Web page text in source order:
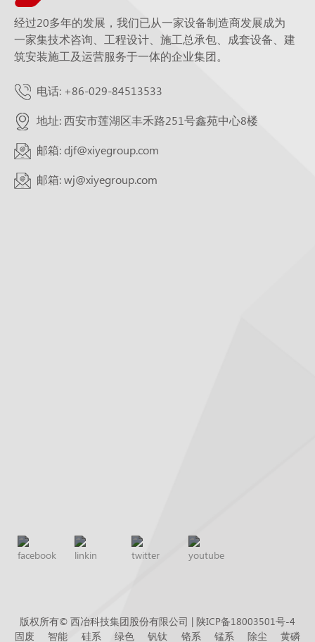
经过20多年的发展，我们已从一家设备制造商发展成为
一家集技术咨询、工程设计、施工总承包、成套设备、建
筑安装施工及运营服务于一体的企业集团。
电话: +86-029-84513533
地址: 西安市莲湖区丰禾路251号鑫苑中心8楼
邮箱: djf@xiyegroup.com
邮箱: wj@xiyegroup.com
版权所有© 西冶科技集团股份有限公司 | 陕ICP备18003501号-4
固废
智能 硅系 绿色 钒钛 铬系 锰系 除尘 黄磷